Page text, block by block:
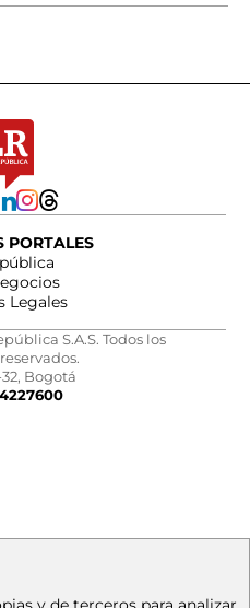
PORTALES
Legales
S.A.S. Todos los
32, Bogotá